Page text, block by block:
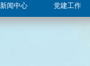
新闻中心 党建工作